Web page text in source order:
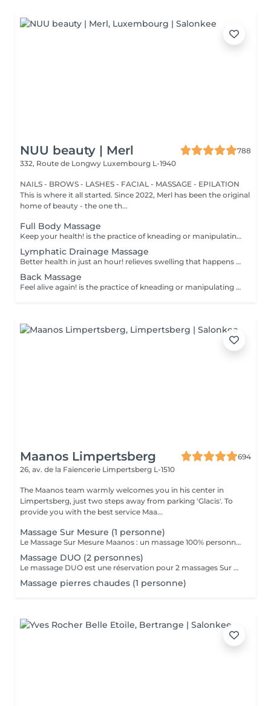
NUU beauty | Merl
788
332, Route de Longwy Luxembourg L-1940
NAILS - BROWS - LASHES - FACIAL - MASSAGE - EPILATION
This is where it all started. Since 2022, Merl has been the original
home of beauty - the one th...
Full Body Massage
Keep your health! is the practice of kneading or manipulating a person's muscles and other soft-tissue in order to reduce stress, reduce muscle pain, increase relaxation and improve the work of the immune system. Benefits of getting a full body massage: - reduces stress - relaxing - improves blood circulation - improves body immune system How is full body massage done? - head and neck are massaged - shoulders and back are massaged - hands and arms are massaged - feet and legs are massaged - belly is massaged Age restrictions: there are no age restrictions for this procedure. Post procedure recommendations: do not do sport and any sharp movements 2-3 hours after the procedure. Frequency: 1-2 times per week, 10 times in total. Repeat once in 3-6 months.
Lymphatic Drainage Massage
Better health in just an hour! relieves swelling that happens when medical treatment or illness blocks your lymphatic system. Lymphatic drainage massage involves gently manipulating specific areas of your body to help lymph move to an area with working lymph vessels. Benefits of getting a lymphatic drainage massage: - improves body immune system - helps with post-injury swelling - eases tension in the body How is a lymphatic drainage massage done? - head and neck are massaged - shoulders and back are massaged - hands and arms are massaged - feet and legs are massaged - belly is massaged Age restrictions: there are no age restrictions for this procedure. Post procedure recommendations: do not do sport and any sharp movements 2-3 hours after the procedure. Frequency: 1-2 times per week, 10 times in total. Repeat once in 3-6 months.
Back Massage
Feel alive again! is the practice of kneading or manipulating a person's muscles and other soft-tissue in order to reduce stress, reduce muscle pain, increase relaxation and improve the work of the immune system. Benefits of getting a back health massage: - reduces stress - relaxing - improves blood circulation - improves body immune system How is massage back health done? - head and neck are massaged - shoulders and back are massaged - hands and arms are massaged Age restrictions: there are no age restrictions for this procedure. Post procedure recommendations: do not do sport and any sharp movements for 2-3 hours after the procedure. Frequency: 1-2 times per week, 10 times in total. Repeat once in 3-6 months.
Maanos Limpertsberg
694
26, av. de la Faïencerie Limpertsberg L-1510
The Maanos team warmly welcomes you in his center in
Limpertsberg, just two steps away from parking 'Glacis'. To
provide you with the best service Maa...
Massage Sur Mesure (1 personne)
Le Massage Sur Mesure Maanos : un massage 100% personnalisé en fonction de vos besoins et de vos envies !
Massage DUO (2 personnes)
Le massage DUO est une réservation pour 2 massages Sur Mesure, en même temps dans la même cabine. Les 2 personnes pourront personnaliser leurs massages en fonction de leurs envies. Possibilité de demander 2 cabines séparées en arrivant sur place.
Massage pierres chaudes (1 personne)